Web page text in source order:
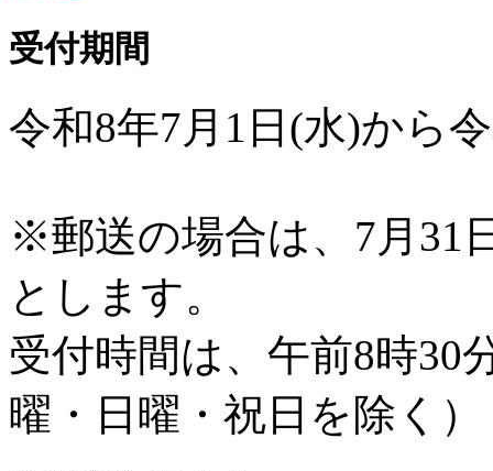
受付期間
令和8年7月1日(水)から
※郵送の場合は、7月31
とします。
受付時間は、午前8時30
曜・日曜・祝日を除く）